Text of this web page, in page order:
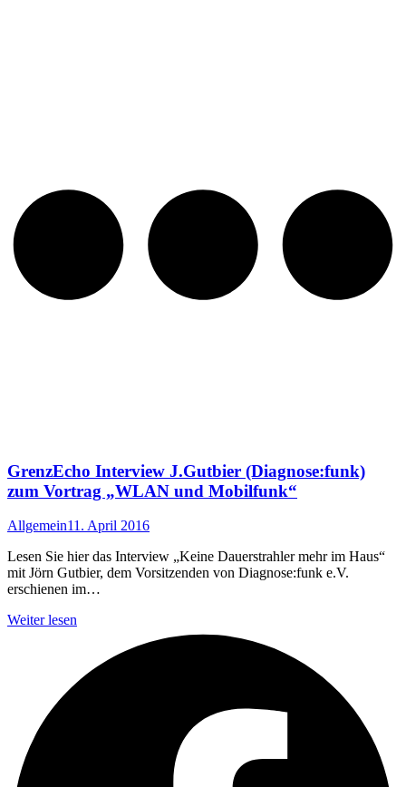
GrenzEcho Interview J.Gutbier (Diagnose:funk)
zum Vortrag „WLAN und Mobilfunk“
Allgemein11. April 2016
Lesen Sie hier das Interview „Keine Dauerstrahler mehr im Haus“
mit Jörn Gutbier, dem Vorsitzenden von Diagnose:funk e.V.
erschienen im…
Weiter lesen